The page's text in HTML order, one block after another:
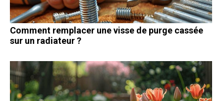
Comment remplacer une visse de purge cassée
sur un radiateur ?